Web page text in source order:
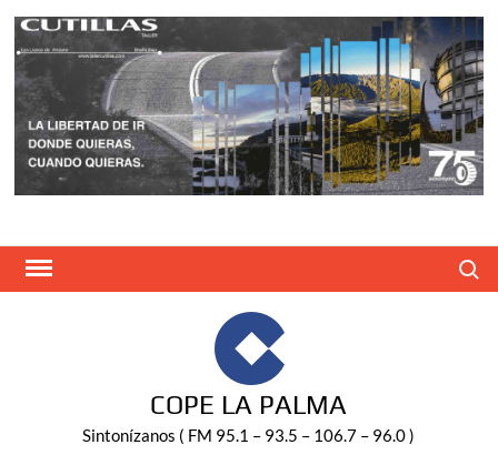
Saltar
contenido
COPE LA PALMA
Sintonízanos ( FM 95.1 – 93.5 – 106.7 – 96.0 )